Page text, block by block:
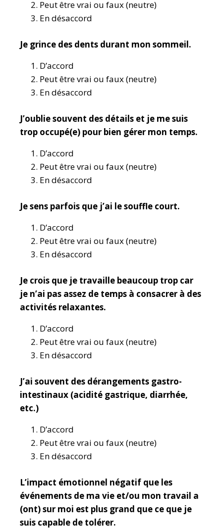
Peut être vrai ou faux (neutre)
En désaccord
Je grince des dents durant mon sommeil.
D’accord
Peut être vrai ou faux (neutre)
En désaccord
J’oublie souvent des détails et je me suis
trop occupé(e) pour bien gérer mon temps.
D’accord
Peut être vrai ou faux (neutre)
En désaccord
Je sens parfois que j’ai le souffle court.
D’accord
Peut être vrai ou faux (neutre)
En désaccord
Je crois que je travaille beaucoup trop car
je n’ai pas assez de temps à consacrer à des
activités relaxantes.
D’accord
Peut être vrai ou faux (neutre)
En désaccord
J’ai souvent des dérangements gastro-
intestinaux (acidité gastrique, diarrhée,
etc.)
D’accord
Peut être vrai ou faux (neutre)
En désaccord
L’impact émotionnel négatif que les
événements de ma vie et/ou mon travail a
(ont) sur moi est plus grand que ce que je
suis capable de tolérer.